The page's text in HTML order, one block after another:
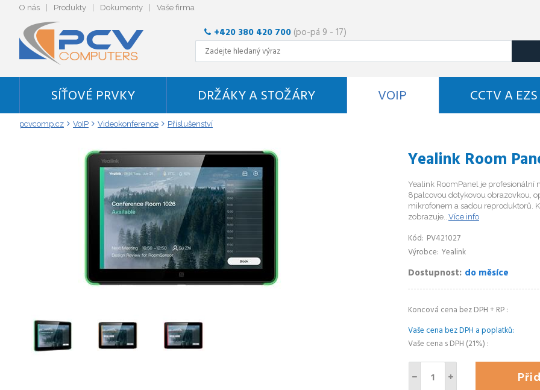
O nás Produkty Dokumenty Vaše firma
+420 380 420 700 (po-pá 9 - 17)
SÍŤOVÉ PRVKY DRŽÁKY A STOŽÁRY VOIP CCTV A EZS
pcvcomp.cz VoIP Videokonference Příslušenství
Yealink Room
Yealink RoomPanel je
8palcovou dotykovou obrazovkou,
mikrofonem a sadou reproduktorů.
zobrazuje...Více info
Kód PV421027
Výrobce Yealink
Dostupnost do měsíce
Koncová cena bez DPH + RP
Vaše cena bez DPH a poplatků
Vaše cena s DPH (21%)